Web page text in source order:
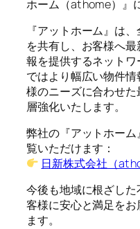
ホーム（at home）』
『アットホーム』は
を共有し、お客様へ
報を提供するネット
ではより幅広い物件
様のニーズに合わせ
層強化いたします。
弊社の『アットホー
覧いただけます：
日新株式会社（at
今後も地域に根ざし
客様に安心と満足を
ます。